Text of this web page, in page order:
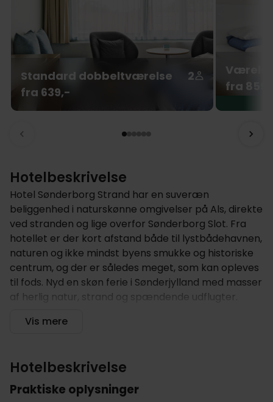
Standard dobbeltværelse
2
fra 639,-
fra
Hotelbeskrivelse
Hotel Sønderborg Strand har en suveræn
beliggenhed i naturskønne omgivelser på Als, direkte
ved stranden og lige overfor Sønderborg Slot. Fra
hotellet er der kort afstand både til lystbådehavnen,
naturen og ikke mindst byens smukke og historiske
centrum, og der er således meget, som kan opleves
til fods. Nyd en skøn ferie i Sønderjylland med masser
af herlig natur, strand og spændende udflugter.
Hotellet tilbyder
Sønderborg centrum og placeringen ved stranden
og for hyggelige slentreture langs kysten hele året
Vis mere
Hotelbeskrivelse
Praktiske oplysninger